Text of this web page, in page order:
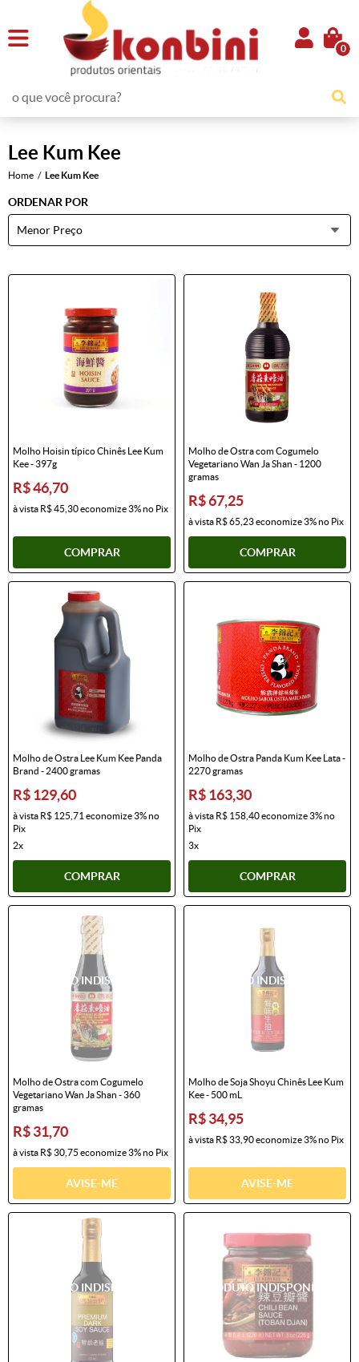
0
Lee Kum Kee
Home Lee Kum Kee
ORDENAR POR
Menor Preço
Molho Hoisin típico Chinês Lee Kum
Kee - 397g
R$ 46,70
à vista R$ 45,30economize3%no Pix
COMPRAR
Molho de Ostra com Cogumelo
Vegetariano Wan Ja Shan - 1200
gramas
R$ 67,25
à vista R$ 65,23economize3%no Pix
COMPRAR
Molho de Ostra Lee Kum Kee Panda
Brand - 2400 gramas
R$ 129,60
à vista R$ 125,71 economize3%no
Pix
2x
COMPRAR
Molho de Ostra Panda Kum Kee Lata -
2270 gramas
R$ 163,30
à vista R$ 158,40economize3%no
Pix
3x
COMPRAR
Molho de Ostra com Cogumelo
Vegetariano Wan Ja Shan - 360
gramas
R$ 31,70
à vista R$ 30,75 economize3%no Pix
AVISE-ME
Molho de Soja Shoyu Chinês Lee Kum
Kee - 500 mL
R$ 34,95
à vista R$ 33,90economize3%no Pix
AVISE-ME